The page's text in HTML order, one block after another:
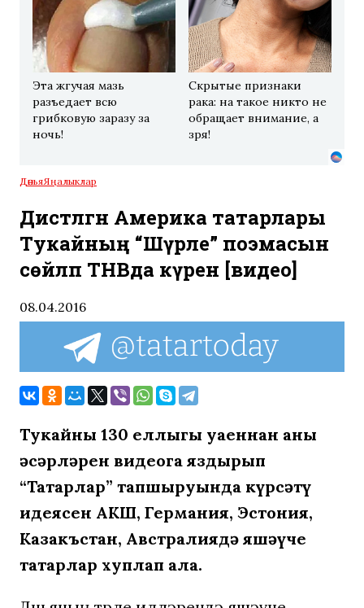
Эта жгучая мазь
разъедает всю
грибковую заразу за
ночь!
Скрытые признаки
рака: на такое никто не
обращает внимание, а
зря!
ДөньяЯңалыклар
Дистәләгән Америка татарлары
Тукайның “Шүрәле” поэмасын
сөйләп ТНВда күренә [видео]
08.04.2016
Тукайның 130 еллыгы уңаеннан аның
әсәрләрен видеога яздырып
“Татарлар” тапшыруында күрсәтү
идеясен АКШ, Германия, Эстония,
Казакъстан, Австралиядә яшәүче
татарлар хуплап ала.